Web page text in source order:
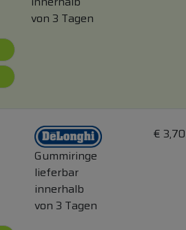
von 3 Tagen
Gummiringe
lieferbar
innerhalb
von 3 Tagen
€ 3,70